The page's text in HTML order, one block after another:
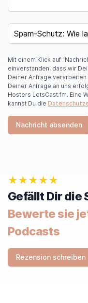
SPAM CAPTCHA
Mit einem Klick auf
einverstanden, dass wir
Deiner Anfrage
Deiner Anfrage an uns
Hosters LetsCast.fm. Eine
kannst Du die
Nachricht absenden
★★★★★
Gefällt Dir die
Bewerte sie
Podcasts
Rezension schreiben